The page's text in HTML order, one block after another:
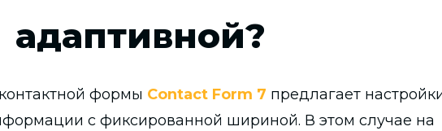
адаптивной?
формы Contact Form 7 предлагает
с фиксированной шириной. В этом случае на